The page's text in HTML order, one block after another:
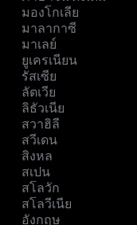
มองโกเลีย
มาลากาซี
มาเลย์
ยูเครเนียน
รัสเซีย
ลัตเวีย
ลิธัวเนีย
สวาฮิลี
สวีเดน
สิงหล
สเปน
สโลวัก
สโลวีเนีย
อังกฤษ